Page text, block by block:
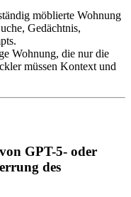
möblierte Wohnung
Gedächtnis,
Wohnung, die nur die
müssen Kontext und
GPT-5- oder
des